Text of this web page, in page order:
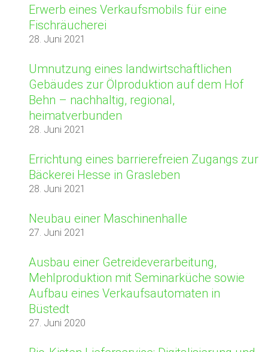
Erwerb eines Verkaufsmobils für eine
Fischräucherei
28. Juni 2021
Umnutzung eines landwirtschaftlichen
Gebäudes zur Ölproduktion auf dem Hof
Behn – nachhaltig, regional,
heimatverbunden
28. Juni 2021
Errichtung eines barrierefreien Zugangs zur
Bäckerei Hesse in Grasleben
28. Juni 2021
Neubau einer Maschinenhalle
27. Juni 2021
Ausbau einer Getreideverarbeitung,
Mehlproduktion mit Seminarküche sowie
Aufbau eines Verkaufsautomaten in
Büstedt
27. Juni 2020